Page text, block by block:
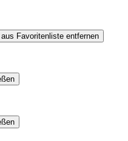
aus Favoritenliste entfernen